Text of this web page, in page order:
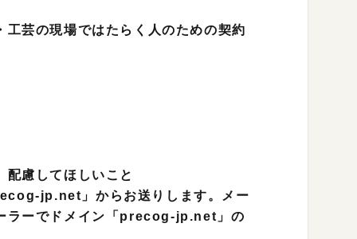
工芸の現場ではたらく人のための契約
慮してほしいこと
jp.net」からお送りします。メー
ラーでドメイン「precog-jp.net」の